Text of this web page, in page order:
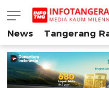
INFO TANGERANG
Media Kaum
News Tangerang